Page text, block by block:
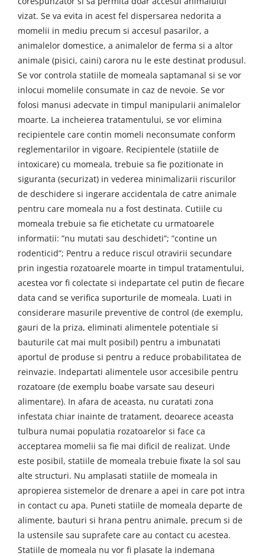
vizat. Se va evita in acest fel dispersarea nedorita a
momelii in mediu precum si accesul pasarilor, a
animalelor domestice, a animalelor de ferma si a altor
animale (pisici, caini) carora nu le este destinat produsul.
Se vor controla statiile de momeala saptamanal si se vor
inlocui momelile consumate in caz de nevoie. Se vor
folosi manusi adecvate in timpul manipularii animalelor
moarte. La incheierea tratamentului, se vor elimina
recipientele care contin momeli neconsumate conform
reglementarilor in vigoare. Recipientele (statiile de
intoxicare) cu momeala, trebuie sa fie pozitionate in
siguranta (securizat) in vederea minimalizarii riscurilor
de deschidere si ingerare accidentala de catre animale
pentru care momeala nu a fost destinata. Cutiile cu
momeala trebuie sa fie etichetate cu urmatoarele
informatii: ”nu mutati sau deschideti”; ”contine un
rodenticid”; Pentru a reduce riscul otravirii secundare
prin ingestia rozatoarele moarte in timpul tratamentului,
acestea vor fi colectate si indepartate cel putin de fiecare
data cand se verifica suporturile de momeala. Luati in
considerare masurile preventive de control (de exemplu,
gauri de la priza, eliminati alimentele potentiale si
bauturile cat mai mult posibil) pentru a imbunatati
aportul de produse si pentru a reduce probabilitatea de
reinvazie. Indepartati alimentele usor accesibile pentru
rozatoare (de exemplu boabe varsate sau deseuri
alimentare). In afara de aceasta, nu curatati zona
infestata chiar inainte de tratament, deoarece aceasta
tulbura numai populatia rozatoarelor si face ca
acceptarea momelii sa fie mai dificil de realizat. Unde
este posibil, statiile de momeala trebuie fixate la sol sau
alte structuri. Nu amplasati statiile de momeala in
apropierea sistemelor de drenare a apei in care pot intra
in contact cu apa. Puneti statiile de momeala departe de
alimente, bauturi si hrana pentru animale, precum si de
la ustensile sau suprafete care au contact cu acestea.
Statiile de momeala nu vor fi plasate la indemana